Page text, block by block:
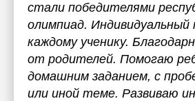
стали победителями
олимпиад. Индивидуальный
каждому ученику.
от родителей. Помогаю
домашним заданием, с
или иной теме. Развиваю